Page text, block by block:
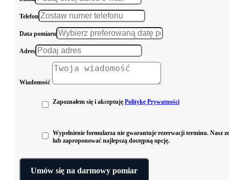
Telefon
Data pomiaru
Adres
Wiadomość
Zapoznałem się i akceptuję Politykę Prywatności
Wypełnienie formularza nie gwarantuje rezerwacji terminu. Nasz
lub zaproponować najlepszą dostępną opcję.
Umów się na darmowy pomiar